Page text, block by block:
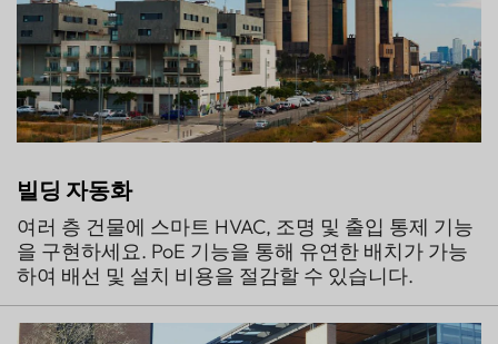
빌딩 자동화
여러 층 건물에 스마트 HVAC, 조명 및 출입 통제 기능
을 구현하세요. PoE 기능을 통해 유연한 배치가 가능
하여 배선 및 설치 비용을 절감할 수 있습니다.